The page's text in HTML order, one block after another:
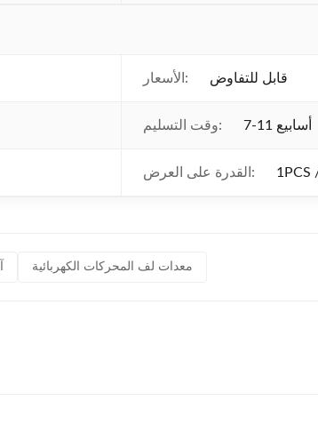
الأسعار: قابل للتفاوض
وقت التسليم: 7-11 أسابيع
القدرة على العرض:
معدات لف المحركات الكهربائية